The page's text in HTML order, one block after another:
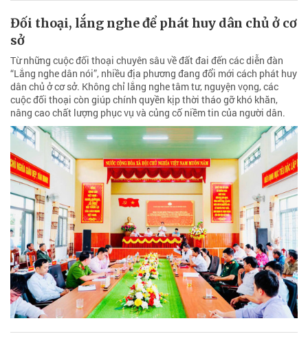
Đối thoại, lắng nghe để phát huy dân chủ ở cơ
sở
Từ những cuộc đối thoại chuyên sâu về đất đai đến các diễn đàn
“Lắng nghe dân nói”, nhiều địa phương đang đổi mới cách phát huy
dân chủ ở cơ sở. Không chỉ lắng nghe tâm tư, nguyện vọng, các
cuộc đối thoại còn giúp chính quyền kịp thời tháo gỡ khó khăn,
nâng cao chất lượng phục vụ và củng cố niềm tin của người dân.